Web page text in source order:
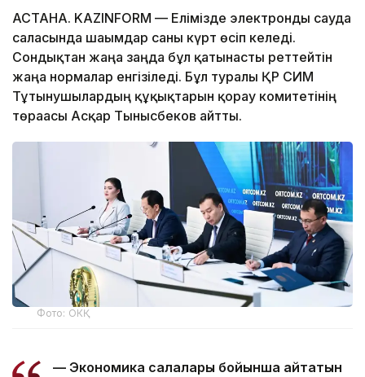
АСТАНА. KAZINFORM — Елімізде электронды сауда
саласында шағымдар саны күрт өсіп келеді.
Сондықтан жаңа заңда бұл қатынасты реттейтін
жаңа нормалар енгізіледі. Бұл туралы ҚР СИМ
Тұтынушылардың құқықтарын қорғау комитетінің
төрағасы Асқар Тынысбеков айтты.
Фото: ОКҚ
— Экономика салалары бойынша айтатын